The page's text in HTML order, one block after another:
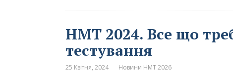
НМТ 2024. Все що
тестування
25 Квітня, 2024 Новини НМТ 2026